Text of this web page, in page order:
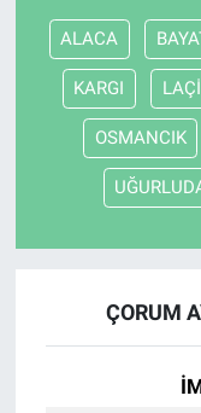
ALACA
KARGI
OSMANCIK
ÇORUM